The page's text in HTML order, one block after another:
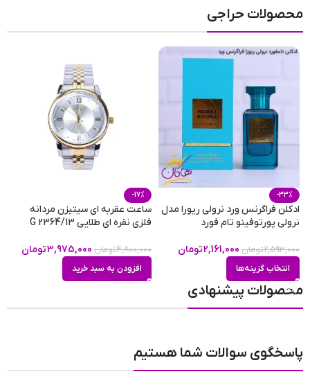
سرقت، از زیورالات خود استفاده کنید. در هاکان مد می‌توانید انواع
انگشتر و رینگ ساده و طرح‌دار را از برندهای مطرح و جهانی مثل
متعدد، طرح مورد پسند خود را انتخاب کنید.
انگشتر استیل زنانه طرح مار ساده
محصولات حراجی
-33%
ادکلن فراگرنس ورد نرولی ریورا مدل
نرولی پورتوفینو تام فورد
2,593,000تومان 2,161,000تومان
انتخاب گزینه‌ها
-17%
ساعت عقربه ای سیتیزن مردانه
فلزی نقره ای طلایی G 2364/13
4,800,000تومان 3,975,000تومان
افزودن به سبد خرید
محصولات پیشنهادی
پاسخگوی سوالات شما هستیم